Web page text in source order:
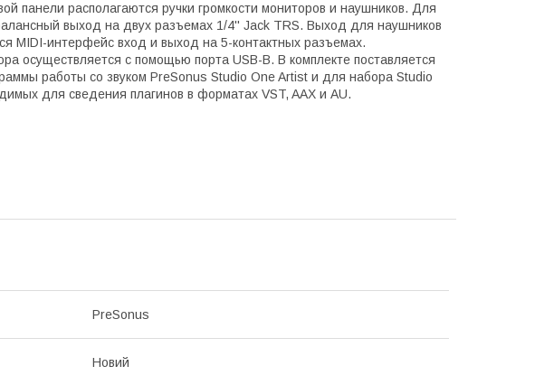
панели располагаются ручки громкости мониторов и наушников. Для
выход на двух разъемах 1/4'' Jack TRS. Выход для наушников
MIDI-интерфейс вход и выход на 5-контактных разъемах.
осуществляется с помощью порта USB-B. В комплекте поставляется
работы со звуком PreSonus Studio One Artist и для набора Studio
для сведения плагинов в форматах VST, AAX и AU.
PreSonus
Новий